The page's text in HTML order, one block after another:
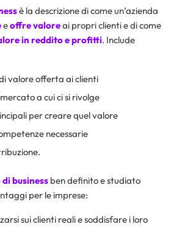
è la descrizione di come un’azienda
eoffre valoreai propri clienti e di come
in reddito e profitti. Include
valore offerta ai clienti
a cui ci si rivolge
per creare quel valore
necessarie
businessben definito e studiato
per le imprese:
sui clienti reali e soddisfare i loro